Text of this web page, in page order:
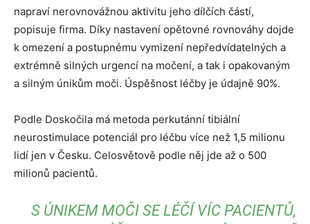
napraví nerovnovážnou aktivitu jeho dílčích částí,
popisuje firma. Díky nastavení opětovné rovnováhy dojde
k omezení a postupnému vymizení nepředvídatelných a
extrémně silných urgencí na močení, a tak i opakovaným
a silným únikům moči. Úspěšnost léčby je údajně 90%.
Podle Doskočila má metoda perkutánní tibiální
neurostimulace potenciál pro léčbu více než 1,5 milionu
lidí jen v Česku. Celosvětově podle něj jde až o 500
milionů pacientů.
S ÚNIKEM MOČI SE LÉČÍ VÍC PACIENTŮ,